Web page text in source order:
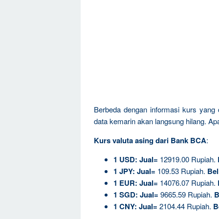
Berbeda dengan informasi kurs
data kemarin akan langsung hilang.
Kurs valuta asing dari Bank BCA:
1 USD: Jual= 12919.00 Rupiah.
1 JPY: Jual= 109.53 Rupiah.
1 EUR: Jual= 14076.07 Rupiah.
1 SGD: Jual= 9665.59 Rupiah.
1 CNY: Jual= 2104.44 Rupiah.